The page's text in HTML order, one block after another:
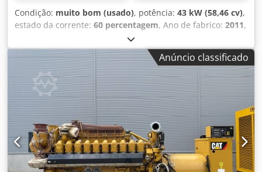
Condição: muito bom (usado), potência: 43 kW (58,46 cv),
estado da corrente: 60 percentagem, Ano de fabrico: 2011,
8.204 h
condicionado, esteiras de borracha, CATERPILLAR 308D
Ano de fabricação: 2011 Horas de operação: 8.204 horas
Cabine fechada Ar condicionado Rádio Dcsdpfx Aezrt
Amsckek Braço mono Comprimento do braço: 2,20 m
Circuito hidráulico para martelo, garra e tesoura Engate
rápido OQ45 1 concha – 750 mm de largura Sistema de
esteiras com aproximadamente 60% de vida útil restante
Placas de base com 450 mm de largura Suporte para
lâmina Motor Mitsubishi com 43 kW Certificação CE Peso
de operação: 8,5 toneladas.
Anúncio classificado